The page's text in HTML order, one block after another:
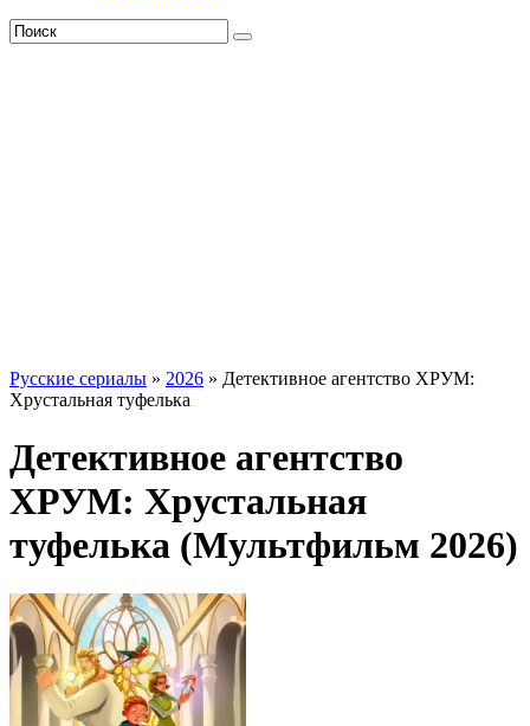
Русские сериалы » 2026 » Детективное агентство ХРУМ:
Хрустальная туфелька
Детективное агентство
ХРУМ: Хрустальная
туфелька (Мультфильм 2026)